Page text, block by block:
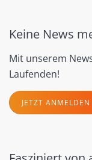
Keine News
Mit unserem
Laufenden!
JETZT ANMELDEN